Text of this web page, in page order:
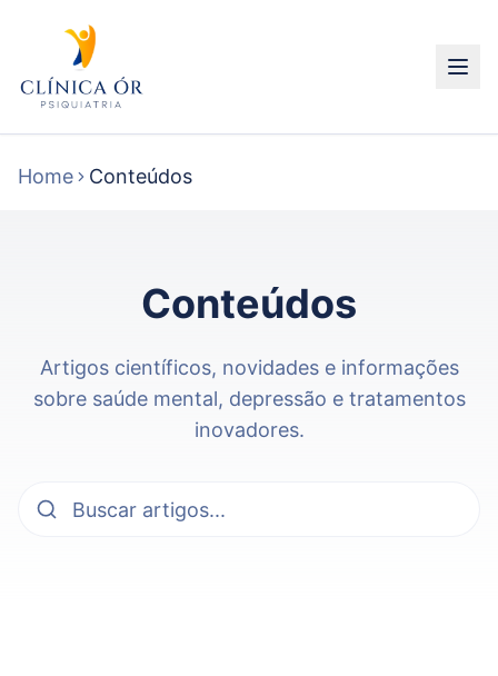
Home Conteúdos
Conteúdos
Artigos científicos, novidades e informações
sobre saúde mental, depressão e tratamentos
inovadores.